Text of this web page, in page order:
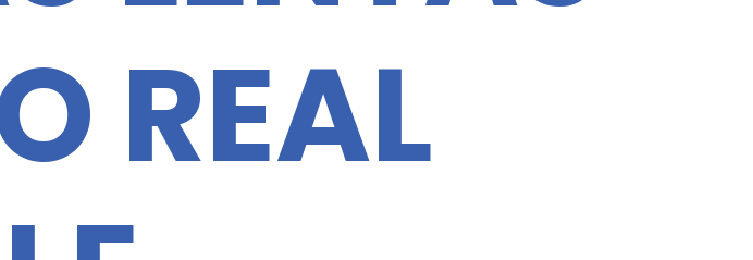
REAL